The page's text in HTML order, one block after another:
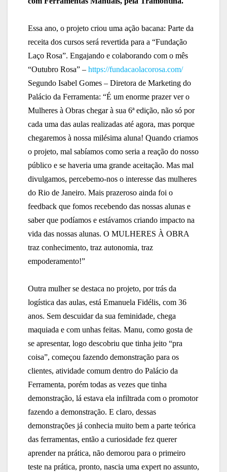
Essa ano, o projeto criou uma ação bacana: Parte da
receita dos cursos será revertida para a “Fundação
Laço Rosa”. Engajando e colaborando com o mês
“Outubro Rosa” – https://fundacaolacorosa.com/
Segundo Isabel Gomes – Diretora de Marketing do
Palácio da Ferramenta: “É um enorme prazer ver o
Mulheres à Obras chegar à sua 6ª edição, não só por
cada uma das aulas realizadas até agora, mas porque
chegaremos à nossa milésima aluna! Quando criamos
o projeto, mal sabíamos como seria a reação do nosso
público e se haveria uma grande aceitação. Mas mal
divulgamos, percebemo-nos o interesse das mulheres
do Rio de Janeiro. Mais prazeroso ainda foi o
feedback que fomos recebendo das nossas alunas e
saber que podíamos e estávamos criando impacto na
vida das nossas alunas. O MULHERES À OBRA
traz conhecimento, traz autonomia, traz
empoderamento!”
Outra mulher se destaca no projeto, por trás da
logística das aulas, está Emanuela Fidélis, com 36
anos. Sem descuidar da sua feminidade, chega
maquiada e com unhas feitas. Manu, como gosta de
se apresentar, logo descobriu que tinha jeito “pra
coisa”, começou fazendo demonstração para os
clientes, atividade comum dentro do Palácio da
Ferramenta, porém todas as vezes que tinha
demonstração, lá estava ela infiltrada com o promotor
fazendo a demonstração. E claro, dessas
demonstrações já conhecia muito bem a parte teórica
das ferramentas, então a curiosidade fez querer
aprender na prática, não demorou para o primeiro
teste na prática, pronto, nascia uma expert no assunto,